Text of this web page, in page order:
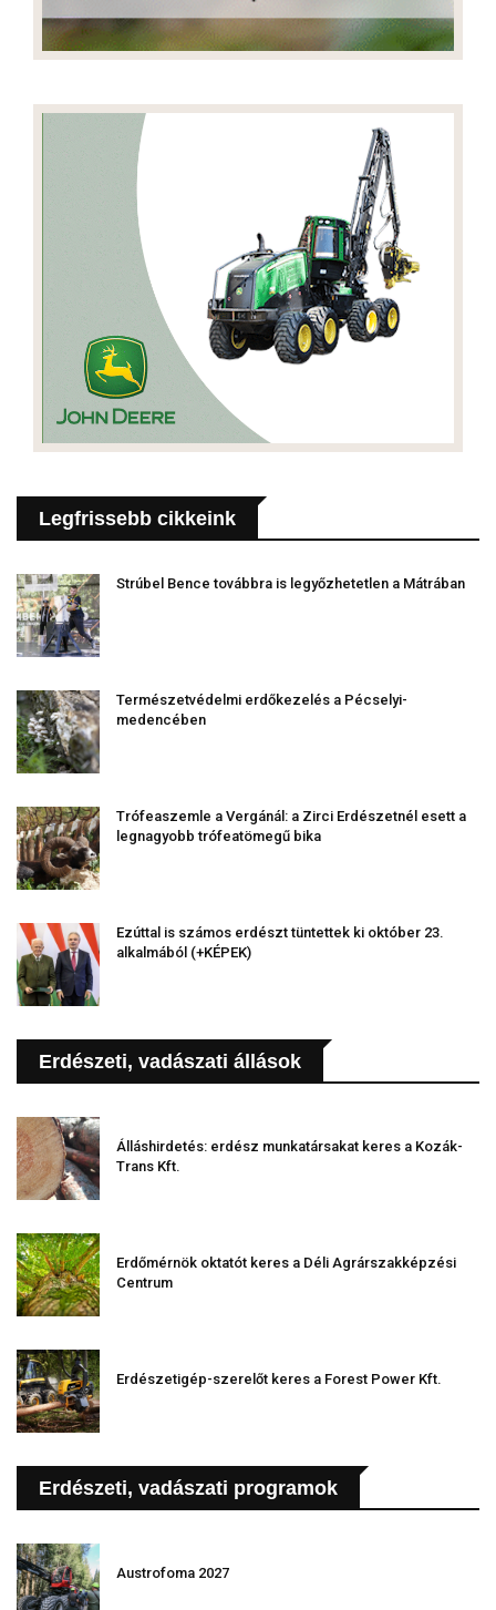
Legfrissebb cikkeink
Strúbel Bence továbbra is legyőzhetetlen a Mátrában
Természetvédelmi erdőkezelés a Pécselyi-
medencében
Trófeaszemle a Vergánál: a Zirci Erdészetnél esett a
legnagyobb trófeatömegű bika
Ezúttal is számos erdészt tüntettek ki október 23.
alkalmából (+KÉPEK)
Erdészeti, vadászati állások
Álláshirdetés: erdész munkatársakat keres a Kozák-
Trans Kft.
Erdőmérnök oktatót keres a Déli Agrárszakképzési
Centrum
Erdészetigép-szerelőt keres a Forest Power Kft.
Erdészeti, vadászati programok
Austrofoma 2027